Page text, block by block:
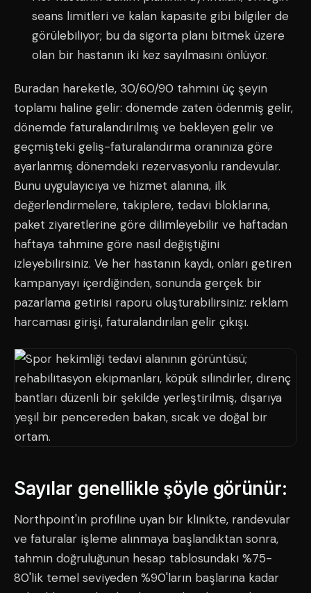
seans limitleri ve kalan kapasite gibi bilgiler de
görülebiliyor; bu da sigorta planı bitmek üzere
olan bir hastanın iki kez sayılmasını önlüyor.
Buradan hareketle, 30/60/90 tahmini üç şeyin
toplamı haline gelir: dönemde zaten ödenmiş gelir,
dönemde faturalandırılmış ve bekleyen gelir ve
geçmişteki geliş-faturalandırma oranınıza göre
ayarlanmış dönemdeki rezervasyonlu randevular.
Bunu uygulayıcıya ve hizmet alanına, ilk
değerlendirmelere, takiplere, tedavi bloklarına,
paket ziyaretlerine göre dilimleyebilir ve haftadan
haftaya tahmine göre nasıl değiştiğini
izleyebilirsiniz. Ve her hastanın kaydı, onları getiren
kampanyayı içerdiğinden, sonunda gerçek bir
pazarlama getirisi raporu oluşturabilirsiniz: reklam
harcaması girişi, faturalandırılan gelir çıkışı.
Sayılar genellikle şöyle görünür:
Northpoint'in profiline uyan bir klinikte, randevular
ve faturalar işleme alınmaya başlandıktan sonra,
tahmin doğruluğunun hesap tablosundaki %75-
80'lik temel seviyeden %90'ların başlarına kadar